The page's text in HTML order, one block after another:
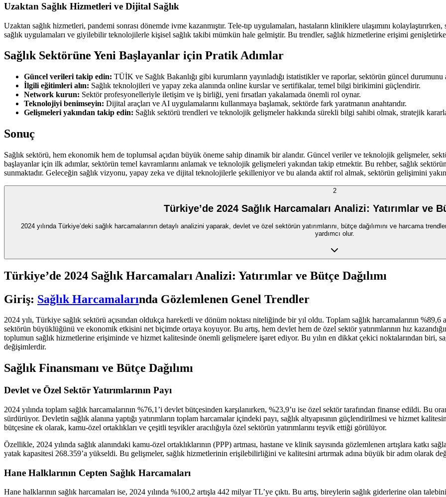
Uzaktan Sağlık Hizmetleri ve Dijital Sağlık
Uzaktan sağlık hizmetleri, pandemi sonrası dönemde ivme kazanmıştır. Tele-tıp uygulamaları, hastaların kliniklere ulaşımını
sağlık uygulamaları ve giyilebilir teknolojilerle kişisel sağlık takibi mümkün hale gelmiştir. Bu trendler, sağlık hizmetlerine erişimi
Sağlık Sektörüne Yeni Başlayanlar için Pratik Adımlar
Güncel verileri takip edin: TÜİK ve Sağlık Bakanlığı gibi kurumların yayınladığı istatistikler ve raporlar, sektörün güncel durumunu
İlgili eğitimleri alın: Sağlık teknolojileri ve yapay zeka alanında online kurslar ve sertifikalar, temel bilgi birikimini güçlendirir.
Network kurun: Sektör profesyonelleriyle iletişim ve iş birliği, yeni fırsatları yakalamada önemli rol oynar.
Teknolojiyi benimseyin: Dijital araçları ve AI uygulamalarını kullanmaya başlamak, sektörde fark yaratmanın anahtarıdır.
Gelişmeleri yakından takip edin: Sağlık sektörü trendleri ve teknolojik gelişmeler hakkında sürekli bilgi sahibi olmak, stratejik
Sonuç
Sağlık sektörü, hem ekonomik hem de toplumsal açıdan büyük öneme sahip dinamik bir alandır. Güncel veriler ve teknolojik gelişmeler,
başlayanlar için ilk adımlar, sektörün temel kavramlarını anlamak ve teknolojik gelişmeleri yakından takip etmektir. Bu rehber, sağlık
sunmaktadır. Geleceğin sağlık vizyonu, yapay zeka ve dijital teknolojilerle şekilleniyor ve bu alanda aktif rol almak, sektörün gelişimini
2
Türkiye’de 2024 Sağlık Harcamaları Analizi: Yatırımlar ve
2024 yılında Türkiye’deki sağlık harcamalarının detaylı analizini yaparak, devlet ve özel sektörün yatırımlarını, bütçe dağılımını ve harcama
yardımcı olur.
Türkiye’de 2024 Sağlık Harcamaları Analizi: Yatırımlar ve Bütçe Dağılımı
Giriş: Sağlık Harcamalarında Gözlemlenen Genel Trendler
2024 yılı, Türkiye sağlık sektörü açısından oldukça hareketli ve dönüm noktası niteliğinde bir yıl oldu. Toplam sağlık harcamalarının
sektörün büyüklüğünü ve ekonomik etkisini net biçimde ortaya koyuyor. Bu artış, hem devlet hem de özel sektör yatırımlarının hız
toplumun sağlık hizmetlerine erişiminde ve hizmet kalitesinde önemli gelişmelere işaret ediyor. Bu yılın en dikkat çekici noktalarından biri,
değişimlerdir.
Sağlık Finansmanı ve Bütçe Dağılımı
Devlet ve Özel Sektör Yatırımlarının Payı
2024 yılında toplam sağlık harcamalarının %76,1’i devlet bütçesinden karşılanırken, %23,9’u ise özel sektör tarafından finanse edildi. Bu
sürdürüyor. Devletin sağlık alanına yaptığı yatırımların toplam harcamalar içindeki payı, sağlık altyapısının güçlendirilmesi ve hizmet
bütçesine ek olarak, kamu-özel ortaklıkları ve çeşitli teşvikler aracılığıyla özel sektörün yatırımlarını teşvik ettiği görülüyor.
Özellikle, 2024 yılında sağlık alanındaki kamu-özel ortaklıklarının (PPP) artması, hastane ve klinik sayısında gözlemlenen artışlara katkı
yatak kapasitesi 268.359’a yükseldi. Bu gelişmeler, sağlık hizmetlerinin erişilebilirliğini ve kalitesini artırmak adına büyük bir adım olarak
Hane Halklarının Cepten Sağlık Harcamaları
Hane halklarının sağlık harcamaları ise, 2024 yılında %100,2 artışla 442 milyar TL’ye çıktı. Bu artış, bireylerin sağlık giderlerine olan